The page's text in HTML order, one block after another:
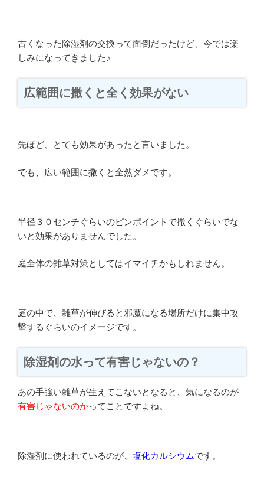
古くなった除湿剤の交換って面倒だったけど、今では楽
しみになってきました♪
広範囲に撒くと全く効果がない
先ほど、とても効果があったと言いました。
でも、広い範囲に撒くと全然ダメです。
半径３０センチぐらいのピンポイントで撒くぐらいでな
いと効果がありませんでした。
庭全体の雑草対策としてはイマイチかもしれません。
庭の中で、雑草が伸びると邪魔になる場所だけに集中攻
撃するぐらいのイメージです。
除湿剤の水って有害じゃないの？
あの手強い雑草が生えてこないとなると、気になるのが
有害じゃないのかってことですよね。
除湿剤に使われているのが、 塩化カルシウムです。